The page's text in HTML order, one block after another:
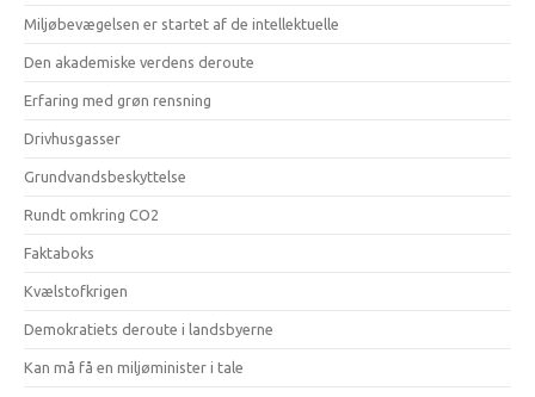
Miljøbevægelsen er startet af de intellektuelle
Den akademiske verdens deroute
Erfaring med grøn rensning
Drivhusgasser
Grundvandsbeskyttelse
Rundt omkring CO2
Faktaboks
Kvælstofkrigen
Demokratiets deroute i landsbyerne
Kan må få en miljøminister i tale